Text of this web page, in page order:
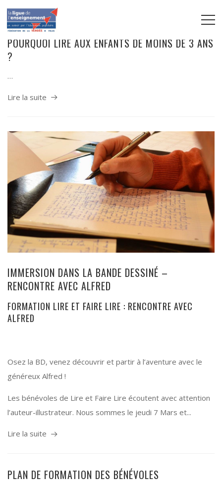
POURQUOI LIRE AUX ENFANTS DE MOINS DE 3 ANS
?
…
Lire la suite
IMMERSION DANS LA BANDE DESSINÉ –
RENCONTRE AVEC ALFRED
FORMATION LIRE ET FAIRE LIRE : RENCONTRE AVEC
ALFRED
Osez la BD, venez découvrir et partir à l’aventure avec le
généreux Alfred !
Les bénévoles de Lire et Faire Lire écoutent avec attention
l’auteur-illustrateur. Nous sommes le jeudi 7 Mars et...
Lire la suite
PLAN DE FORMATION DES BÉNÉVOLES